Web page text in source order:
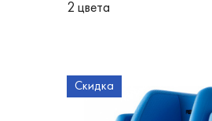
2 цвета
Скидка